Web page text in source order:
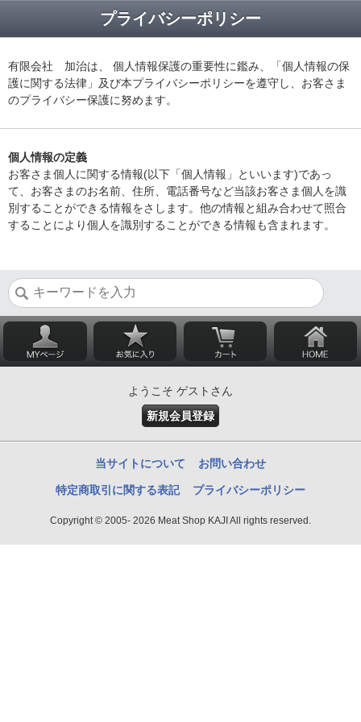
プライバシーポリシー
有限会社 加治は、 個人情報保護の重要性に鑑み、「個人情報の保
護に関する法律」及び本プライバシーポリシーを遵守し、お客さま
のプライバシー保護に努めます。
個人情報の定義
お客さま個人に関する情報(以下「個人情報」といいます)であっ
て、お客さまのお名前、住所、電話番号など当該お客さま個人を識
別することができる情報をさします。他の情報と組み合わせて照合
することにより個人を識別することができる情報も含まれます。
ようこそ ゲストさん
新規会員登録
当サイトについて お問い合わせ
特定商取引に関する表記 プライバシーポリシー
Copyright © 2005- 2026 Meat Shop KAJI All rights reserved.